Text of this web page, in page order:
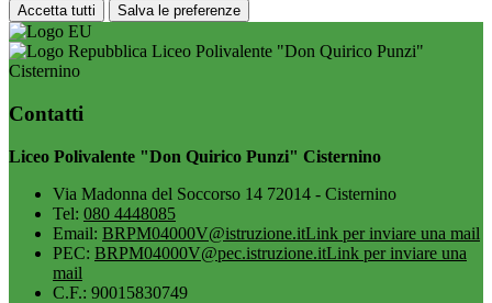
Accetta tutti Salva le preferenze
Liceo Polivalente "Don Quirico Punzi"
Cisternino
Contatti
Liceo Polivalente "Don Quirico Punzi" Cisternino
Via Madonna del Soccorso 14 72014 - Cisternino
Tel: 080 4448085
Email: BRPM04000V@istruzione.itLink per inviare una mail
PEC: BRPM04000V@pec.istruzione.itLink per inviare una
mail
C.F.: 90015830749